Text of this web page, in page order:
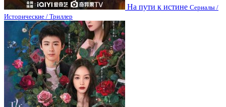
На пути к истине Сериалы /
Исторические / Триллер